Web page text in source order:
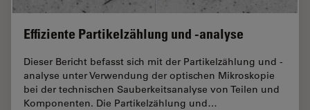
Effiziente Partikelzählung und -analyse
Dieser Bericht befasst sich mit der Partikelzählung und -
analyse unter Verwendung der optischen Mikroskopie
bei der technischen Sauberkeitsanalyse von Teilen und
Komponenten. Die Partikelzählung und…